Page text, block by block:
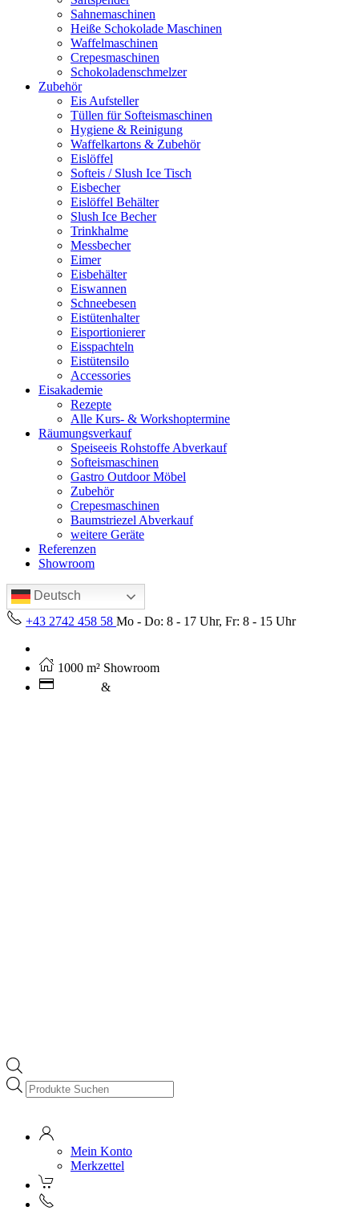
Sahnemaschinen
Heiße Schokolade Maschinen
Waffelmaschinen
Crepesmaschinen
Schokoladenschmelzer
Zubehör
Eis Aufsteller
Tüllen für Softeismaschinen
Hygiene & Reinigung
Waffelkartons & Zubehör
Eislöffel
Softeis / Slush Ice Tisch
Eisbecher
Eislöffel Behälter
Slush Ice Becher
Trinkhalme
Messbecher
Eimer
Eisbehälter
Eiswannen
Schneebesen
Eistütenhalter
Eisportionierer
Eisspachteln
Eistütensilo
Accessories
Eisakademie
Rezepte
Alle Kurs- & Workshoptermine
Räumungsverkauf
Speiseeis Rohstoffe Abverkauf
Softeismaschinen
Gastro Outdoor Möbel
Zubehör
Crepesmaschinen
Baumstriezel Abverkauf
weitere Geräte
Referenzen
Showroom
Deutsch
+43 2742 458 58 Mo - Do: 8 - 17 Uhr, Fr: 8 - 15 Uhr
1000 m² Showroom
&
Products
search
Mein Konto
Merkzettel